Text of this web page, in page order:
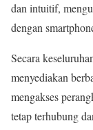
dan intuitif,
dengan
Secara
menyediakan
mengakses
tetap terhubung